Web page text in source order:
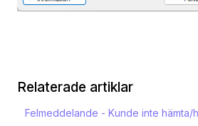
Relaterade artiklar
Felmeddelande - Kunde inte hämta/